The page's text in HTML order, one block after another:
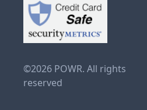
©2026 POWR. All rights
reserved